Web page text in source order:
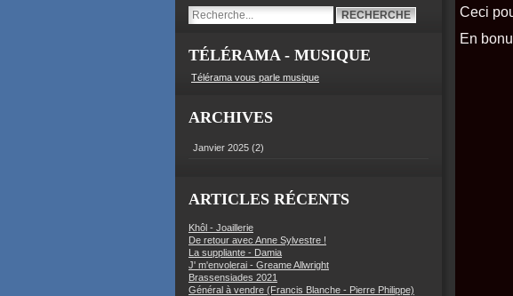
TÉLÉRAMA - MUSIQUE
Télérama vous parle musique
ARCHIVES
Janvier 2025 (2)
ARTICLES RÉCENTS
Khôl - Joaillerie
De retour avec Anne Sylvestre !
La suppliante - Damia
J' m'envolerai - Greame Allwright
Brassensiades 2021
Général à vendre (Francis Blanche - Pierre Philippe)
Ceci
En